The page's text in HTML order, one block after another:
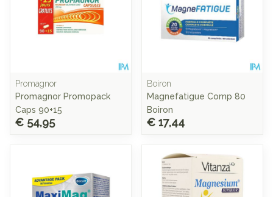
Promagnor
Promagnor Promopack
Caps 90+15
€ 54,95
Boiron
Magnefatigue Comp 80
Boiron
€ 17,44